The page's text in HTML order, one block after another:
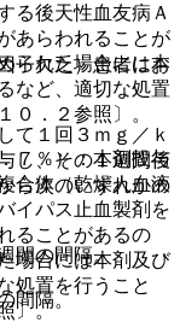
る後天性血友病Ａ
あらわれることが
られた場合には本
など、適切な処置
０．２参照〕。
７％）：本剤投与
合体（乾燥人血液
イパス止血製剤を
ることがあるの
場合には本剤及び
処置を行うこと
〕。
子欠乏）患者にお
て１回３ｍｇ／ｋ
し、その１週間後
ら次のいずれかの
間の間隔。
間隔。